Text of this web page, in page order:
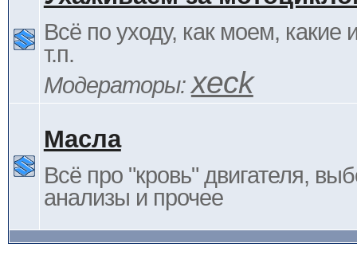
Всё по уходу, как моем, какие
т.п.
Модераторы:xeck
Масла
Всё про "кровь" двигателя,
анализы и прочее